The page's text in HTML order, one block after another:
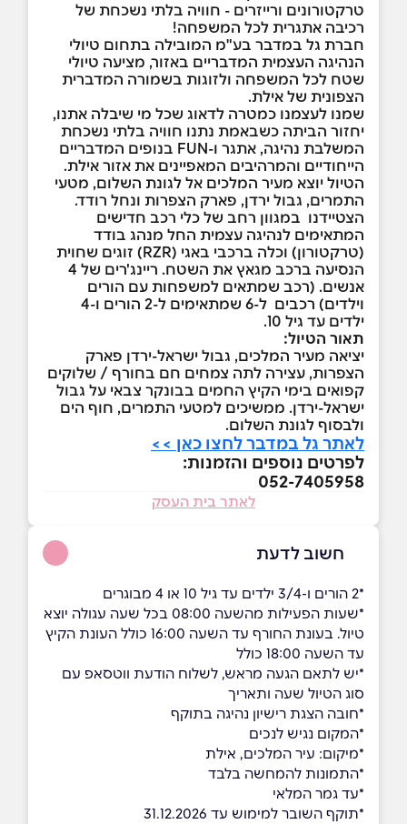
טרקטורונים ורייזרים - חוויה בלתי נשכחת של
רכיבה אתגרית לכל המשפחה!
חברת גל במדבר בע"מ המובילה בתחום טיולי
הנהיגה העצמית המדבריים באזור, מציעה טיולי
שטח לכל המשפחה ולזוגות בשמורה המדברית
הצפונית של אילת.
שמנו לעצמנו כמטרה לדאוג שכל מי שיבלה אתנו,
יחזור הביתה כשבאמת נתנו חוויה בלתי נשכחת
המשלבת נהיגה, אתגר ו-FUN בנופים המדבריים
הייחודיים והמרהיבים המאפיינים את אזור אילת.
הטיול יוצא מעיר המלכים אל לגונת השלום, מטעי
התמרים, גבול ירדן, פארק הצפרות ונחל רודד.
הצטיידנו במגוון רחב של כלי רכב חדישים
המתאימים לנהיגה עצמית החל מנהג בודד
(טרקטורון) וכלה ברכבי באגי (RZR) זוגים שחוית
הנסיעה ברכב מגאץ את השטח. ריינג'רים של 4
אנשים. (רכב שמתאים למשפחות עם הורים
וילדים) רכבים ל-6 שמתאימים ל-2 הורים ו-4
ילדים עד גיל 10.
תאור הטיול:
יציאה מעיר המלכים, גבול ישראל-ירדן פארק
הצפרות, עצירה לתה צמחים חם בחורף / שלוקים
קפואים בימי הקיץ החמים בבונקר צבאי על גבול
ישראל-ירדן. ממשיכים למטעי התמרים, חוף הים
ולבסוף לגונת השלום.
לאתר גל במדבר לחצו כאן >>
לפרטים נוספים והזמנות:
052-7405958
לאתר בית העסק
חשוב לדעת
*2 הורים ו-3/4 ילדים עד גיל 10 או 4 מבוגרים
*שעות הפעילות מהשעה 08:00 בכל שעה עגולה יוצא
טיול. בעונת החורף עד השעה 16:00 כולל העונת הקיץ
עד השעה 18:00 כולל
*יש לתאם הגעה מראש, לשלוח הודעת ווטסאפ עם
סוג הטיול שעה ותאריך
*חובה הצגת רישיון נהיגה בתוקף
​​​​​​​*המקום נגיש לנכים
*מיקום: עיר המלכים, אילת
ָ*התמונות להמחשה בלבד
*עד גמר המלאי
*תוקף השובר למימוש עד 31.12.2026